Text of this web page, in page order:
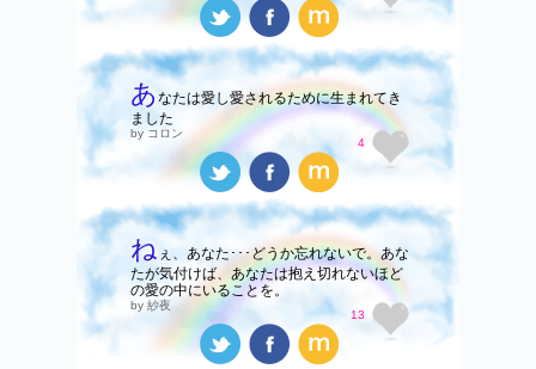
あ なたは愛し愛されるために生まれてき
ました
by コロン
4
ね ぇ、あなた･･･どうか忘れないで。あな
たが気付けば、あなたは抱え切れないほど
の愛の中にいることを。
by 紗夜
13